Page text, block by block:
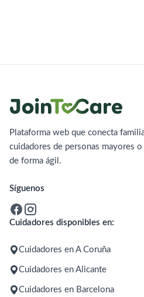
Plataforma web que conecta
cuidadores de personas mayores
de forma ágil.
Síguenos
Cuidadores disponibles en:
Cuidadores en A Coruña
Cuidadores en Alicante
Cuidadores en Barcelona